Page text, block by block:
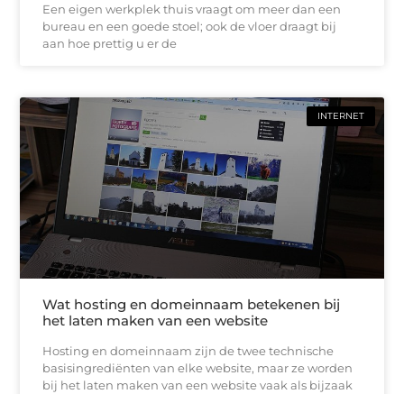
Een eigen werkplek thuis vraagt om meer dan een
bureau en een goede stoel; ook de vloer draagt bij
aan hoe prettig u er de
INTERNET
Wat hosting en domeinnaam betekenen bij
het laten maken van een website
Hosting en domeinnaam zijn de twee technische
basisingrediënten van elke website, maar ze worden
bij het laten maken van een website vaak als bijzaak